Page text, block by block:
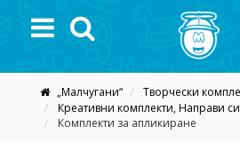
„Малчугани“
Творчески
Креативни комплекти, Направи
Комплекти за апликиране